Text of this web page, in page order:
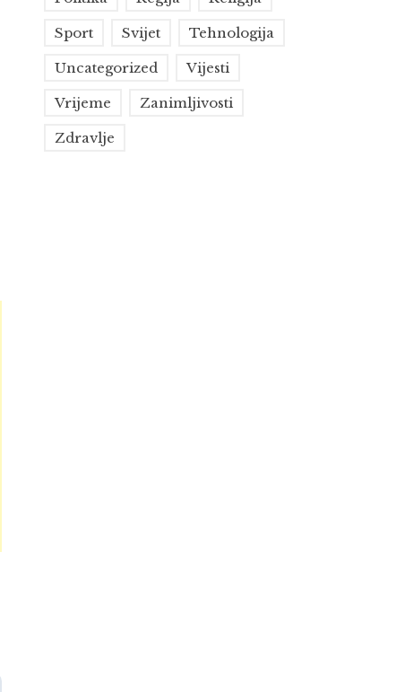
Sport Svijet Tehnologija
Uncategorized Vijesti
Vrijeme Zanimljivosti
Zdravlje